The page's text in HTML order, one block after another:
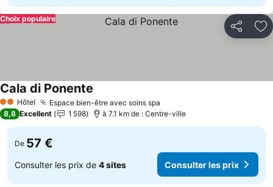
Partager
Choix populaire
2 Étoiles
Hôtel Espace bien-être avec soins spa
Cala di Ponente
8,8 Excellent 1 598 à 7.1 km de : Centre-ville
De 57 €
Consulter les prix de 4 sites Consulter les prix